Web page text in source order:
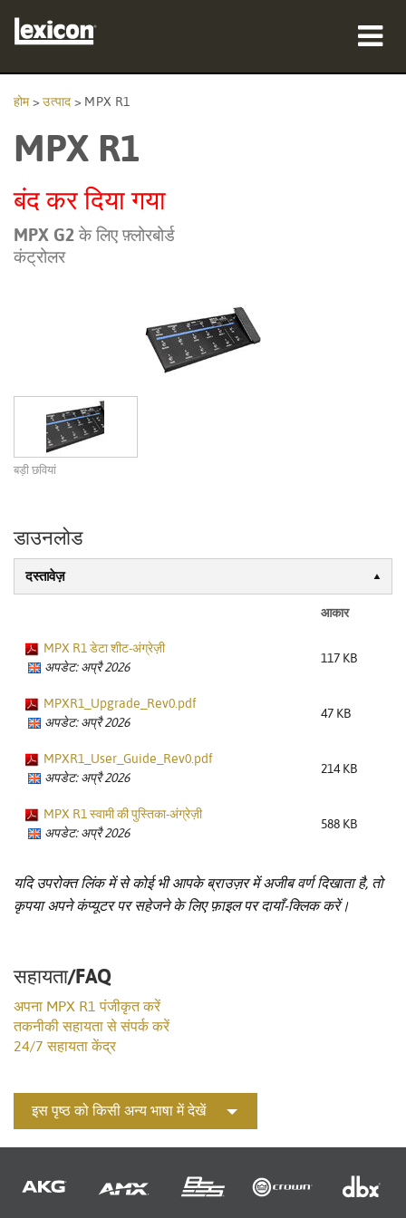
कहां खरीदें
प्रशिक्षण
भाषा/क्षेत्र
होम>उत्पाद > MPX R1
MPX R1
बंद कर दिया गया
MPX G2 के लिए फ़्लोरबोर्ड
कंट्रोलर
बड़ी छवियां
डाउनलोड
दस्तावेज़
आकार
MPX R1 डेटा शीट-अंग्रेज़ी
अपडेट: अप्रै 2026
117 KB
MPXR1_Upgrade_Rev0.pdf
अपडेट: अप्रै 2026
47 KB
MPXR1_User_Guide_Rev0.pdf
अपडेट: अप्रै 2026
214 KB
MPX R1 स्वामी की पुस्तिका-अंग्रेज़ी
अपडेट: अप्रै 2026
588 KB
यदि उपरोक्त लिंक में से कोई भी आपके ब्राउज़र में अजीब वर्ण दिखाता है, तो
कृपया अपने कंप्यूटर पर सहेजने के लिए फ़ाइल पर दायाँ-क्लिक करें।
सहायता/FAQ
अपना MPX R1 पंजीकृत करें
तकनीकी सहायता से संपर्क करें
24/7 सहायता केंद्र
इस पृष्ठ को किसी अन्य भाषा में देखें